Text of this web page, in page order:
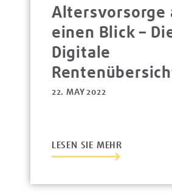
Altersvorsorge
einen Blick –
Digitale
22. MAY 2022
LESEN SIE MEHR